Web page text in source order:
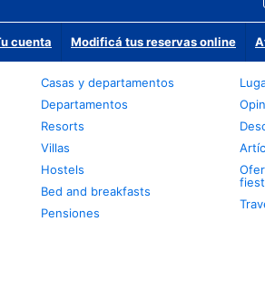
cuenta Modificá tus reservas online
Casas y departamentos
Departamentos
Resorts
Villas
Hostels
Bed and breakfasts
Pensiones